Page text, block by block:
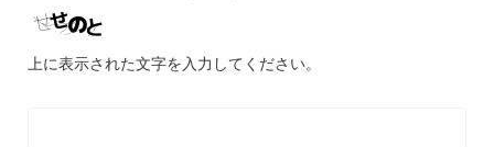
上に表示された文字を入力してください。